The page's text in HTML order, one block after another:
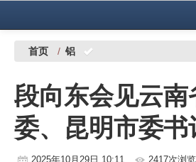
中国有色金属报社主办
铜镍铅锌
铝
稀有稀土
首页 / 铝
段向东会见云南
委、昆明市委书
2025年10月29日 10:11 2417次浏览